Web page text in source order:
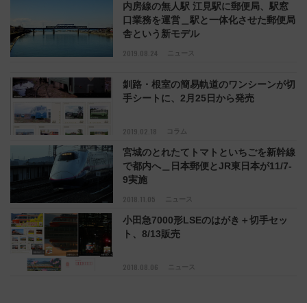
2019.08.24 ニュース
内房線の無人駅 江見駅に郵便局、駅窓
口業務を運営＿駅と一体化させた郵便局
舎という新モデル
2019.02.18 コラム
釧路・根室の簡易軌道のワンシーンが切
手シートに、2月25日から発売
2018.11.05 ニュース
宮城のとれたてトマトといちごを新幹線
で都内へ＿日本郵便とJR東日本が11/7-
9実施
2018.08.06 ニュース
小田急7000形LSEのはがき＋切手セッ
ト、8/13販売